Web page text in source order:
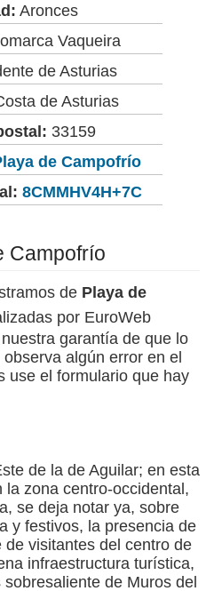
Aronces
Vaqueira
de Asturias
de Asturias
33159
de Campofrío
8CMMHV4H+7C
Campofrío
de Playa de
por EuroWeb
garantía de que lo
algún error en el
use el formulario que hay
de la de Aguilar; en esta
la zona centro-occidental,
se deja notar ya, sobre
y festivos, la presencia de
visitantes del centro de
infraestructura turística,
de Muros del